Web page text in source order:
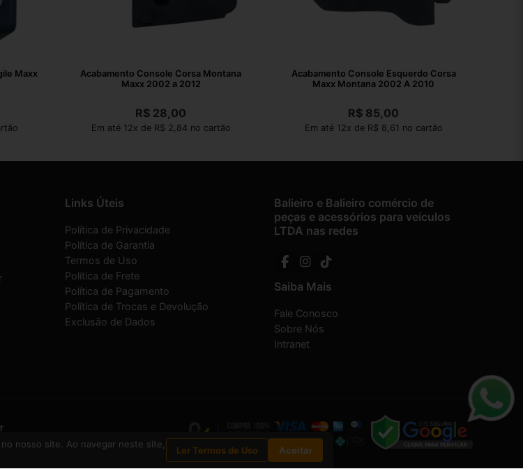
Maxx
Acabamento Console Corsa Montana
Maxx 2002 a 2012
R$ 28,00
Em até 12x de R$ 2,84 no cartão
Acabamento Console Esquerdo Corsa
Maxx Montana 2002 A 2010
R$ 85,00
Em até 12x de R$ 8,61 no cartão
Links Úteis
Política de Privacidade
Política de Garantia
Termos de Uso
Política de Frete
Política de Pagamento
Política de Trocas e Devolução
Exclusão de Dados
Balieiro e Balieiro comércio de
peças e acessórios para veículos
LTDA nas redes
Saiba Mais
Fale Conosco
Sobre Nós
Intranet
nosso site. Ao navegar neste site,
Ler Termos de Uso Aceitar